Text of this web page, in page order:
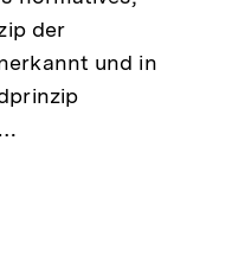
der
und in